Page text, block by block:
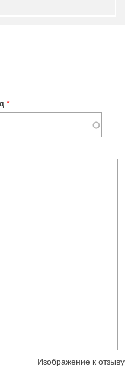
*
Изображение к отзыву